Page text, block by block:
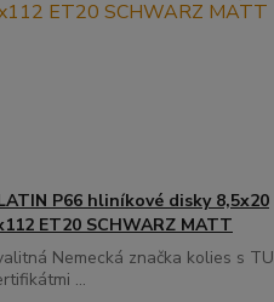
P66 hliníkové disky 8,5x20
ET20 SCHWARZ MATT
Nemecká značka kolies s
...